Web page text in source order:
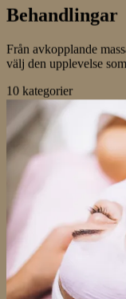
Behandlingar
Från avkopplande
välj den upplevelse
10 kategorier